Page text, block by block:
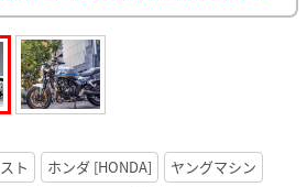
ト ホンダ [HONDA]
ヤングマシン